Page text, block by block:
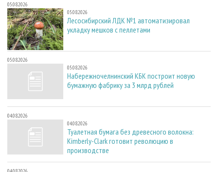
05.08.2026
05.08.2026
Лесосибирский ЛДК №1 автоматизировал
укладку мешков с пеллетами
05.08.2026
05.08.2026
Набережночелнинский КБК построит новую
бумажную фабрику за 3 млрд рублей
04.08.2026
04.08.2026
Туалетная бумага без древесного волокна:
Kimberly-Clark готовит революцию в
производстве